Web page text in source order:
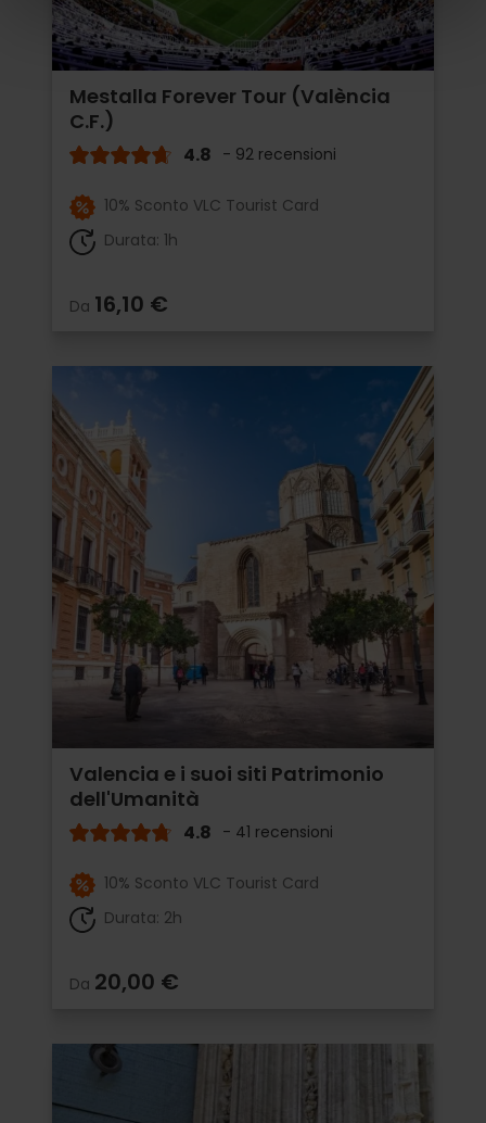
Mestalla Forever Tour (València
C.F.)
4.8 - 92 recensioni
10% Sconto VLC Tourist Card
Durata: 1h
Da 16,10 €
Valencia e i suoi siti Patrimonio
dell'Umanità
4.8 - 41 recensioni
10% Sconto VLC Tourist Card
Durata: 2h
Da 20,00 €